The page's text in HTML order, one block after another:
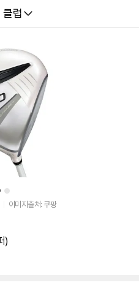
클럽
2
이미지출처: 쿠팡
)